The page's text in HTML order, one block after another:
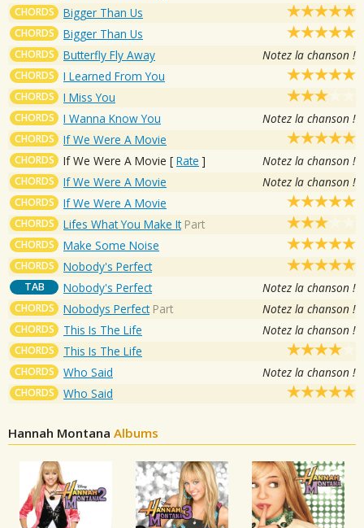
CHORDS Bigger Than Us
CHORDS Bigger Than Us
CHORDS Butterfly Fly Away Notez la chanson !
CHORDS I Learned From You
CHORDS I Miss You
CHORDS I Wanna Know You Notez la chanson !
CHORDS If We Were A Movie
CHORDS If We Were A Movie [ Rate ] Notez la chanson !
CHORDS If We Were A Movie Notez la chanson !
CHORDS If We Were A Movie
CHORDS Lifes What You Make It Part
CHORDS Make Some Noise
CHORDS Nobody's Perfect
TAB Nobody's Perfect Notez la chanson !
CHORDS Nobodys Perfect Part Notez la chanson !
CHORDS This Is The Life Notez la chanson !
CHORDS This Is The Life
CHORDS Who Said Notez la chanson !
CHORDS Who Said
Hannah Montana Albums